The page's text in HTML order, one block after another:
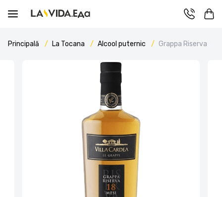
Principală La Tocana Alcool puternic Grappa Riserva